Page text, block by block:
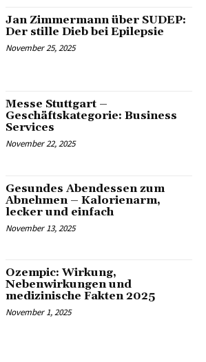
Jan Zimmermann über SUDEP:
Der stille Dieb bei Epilepsie
November 25, 2025
Messe Stuttgart –
Geschäftskategorie: Business
Services
November 22, 2025
Gesundes Abendessen zum
Abnehmen – Kalorienarm,
lecker und einfach
November 13, 2025
Ozempic: Wirkung,
Nebenwirkungen und
medizinische Fakten 2025
November 1, 2025